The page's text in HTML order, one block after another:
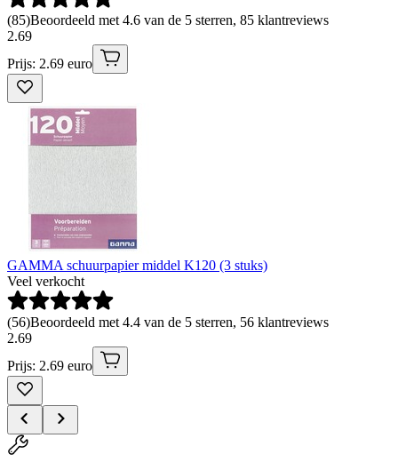
(85)Beoordeeld met 4.6 van de 5 sterren, 85 klantreviews
2.69
Prijs: 2.69 euro
GAMMA schuurpapier middel K120 (3 stuks)
Veel verkocht
(56)Beoordeeld met 4.4 van de 5 sterren, 56 klantreviews
2.69
Prijs: 2.69 euro